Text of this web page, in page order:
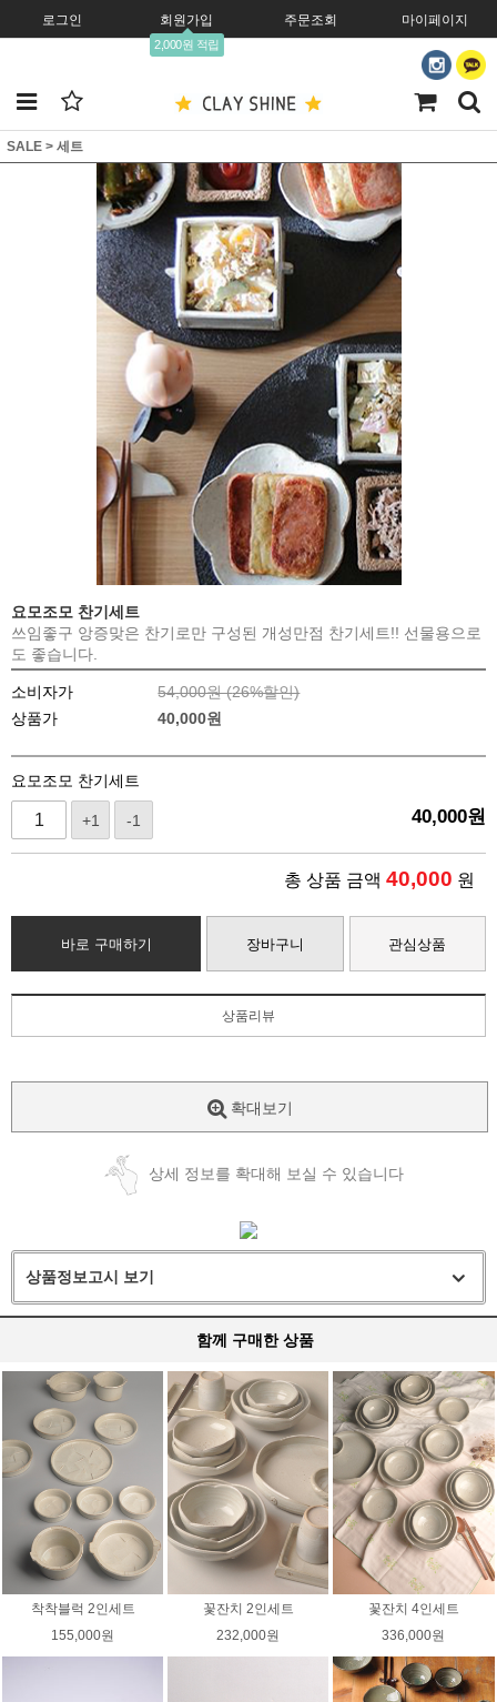
로그인 회원가입
2,000원 적립
주문조회 마이페이지
SALE > 세트
요모조모 찬기세트
쓰임좋구 앙증맞은 찬기로만 구성된 개성만점 찬기세트!! 선물용으로
도 좋습니다.
소비자가 54,000원 (26%할인)
상품가
40,000원
요모조모 찬기세트
+1 -1 40,000원
총 상품 금액 40,000 원
바로 구매하기 장바구니 관심상품
상품리뷰
확대보기
상세 정보를 확대해 보실 수 있습니다
상품정보고시 보기
함께 구매한 상품
착착블럭 2인세트
155,000원
꽃잔치 2인세트
232,000원
꽃잔치 4인세트
336,000원